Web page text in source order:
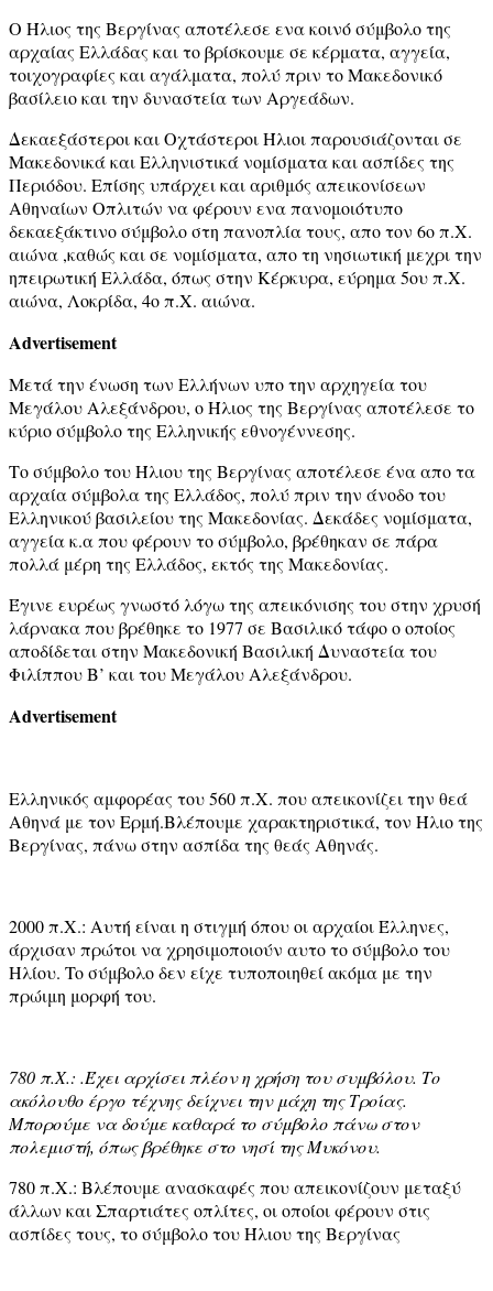
Ο Ήλιος της Βεργίνας αποτέλεσε ενα κοινό σύμβολο της
αρχαίας Ελλάδας και το βρίσκουμε σε κέρματα, αγγεία,
τοιχογραφίες και αγάλματα, πολύ πριν το Μακεδονικό
βασίλειο και την δυναστεία των Αργεάδων.
Δεκαεξάστεροι και Οχτάστεροι Ήλιοι παρουσιάζονται σε
Μακεδονικά και Ελληνιστικά νομίσματα και ασπίδες της
Περιόδου. Επίσης υπάρχει και αριθμός απεικονίσεων
Αθηναίων Οπλιτών να φέρουν ενα πανομοιότυπο
δεκαεξάκτινο σύμβολο στη πανοπλία τους, απο τον 6ο π.Χ.
αιώνα ,καθώς και σε νομίσματα, απο τη νησιωτική μεχρι την
ηπειρωτική Ελλάδα, όπως στην Κέρκυρα, εύρημα 5ου π.Χ.
αιώνα, Λοκρίδα, 4ο π.Χ. αιώνα.
Advertisement
Μετά την ένωση των Ελλήνων υπο την αρχηγεία του
Μεγάλου Αλεξάνδρου, ο Ήλιος της Βεργίνας αποτέλεσε το
κύριο σύμβολο της Ελληνικής εθνογέννεσης.
Το σύμβολο του Ήλιου της Βεργίνας αποτέλεσε ένα απο τα
αρχαία σύμβολα της Ελλάδος, πολύ πριν την άνοδο του
Ελληνικού βασιλείου της Μακεδονίας. Δεκάδες νομίσματα,
αγγεία κ.α που φέρουν το σύμβολο, βρέθηκαν σε πάρα
πολλά μέρη της Ελλάδος, εκτός της Μακεδονίας.
Έγινε ευρέως γνωστό λόγω της απεικόνισης του στην χρυσή
λάρνακα που βρέθηκε το 1977 σε Βασιλικό τάφο ο οποίος
αποδίδεται στην Μακεδονική Βασιλική Δυναστεία του
Φιλίππου Β’ και του Μεγάλου Αλεξάνδρου.
Advertisement
Ελληνικός αμφορέας του 560 π.Χ. που απεικονίζει την θεά
Αθηνά με τον Ερμή.Βλέπουμε χαρακτηριστικά, τον Ήλιο της
Βεργίνας, πάνω στην ασπίδα της θεάς Αθηνάς.
2000 π.Χ.: Αυτή είναι η στιγμή όπου οι αρχαίοι Έλληνες,
άρχισαν πρώτοι να χρησιμοποιούν αυτο το σύμβολο του
Ηλίου. To σύμβολο δεν είχε τυποποιηθεί ακόμα με την
πρώιμη μορφή του.
780 π.Χ.: .Έχει αρχίσει πλέον η χρήση του συμβόλου. Το
ακόλουθο έργο τέχνης δείχνει την μάχη της Τροίας.
Μπορούμε να δούμε καθαρά το σύμβολο πάνω στον
πολεμιστή, όπως βρέθηκε στο νησί της Μυκόνου.
780 π.Χ.: Βλέπουμε ανασκαφές που απεικονίζουν μεταξύ
άλλων και Σπαρτιάτες οπλίτες, οι οποίοι φέρουν στις
ασπίδες τους, το σύμβολο του Ήλιου της Βεργίνας